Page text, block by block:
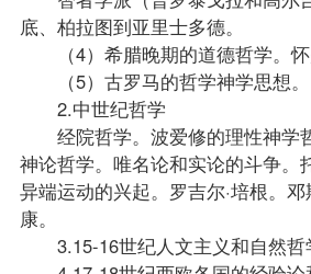
底、柏拉图到亚里士多德。
（4）希腊晚期的道德哲学。怀
（5）古罗马的哲学神学思想。
2.中世纪哲学
经院哲学。波爱修的理性神学
神论哲学。唯名论和实论的斗争。
异端运动的兴起。罗吉尔·培根。邓
康。
3.15-16世纪人文主义和自然哲